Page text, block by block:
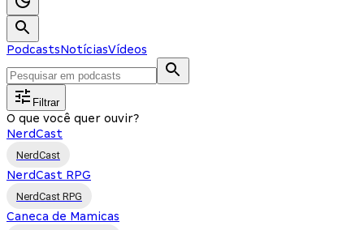
PodcastsNotíciasVídeos
Filtrar
O que você quer ouvir?
NerdCast
NerdCast
NerdCast RPG
NerdCast RPG
Caneca de Mamicas